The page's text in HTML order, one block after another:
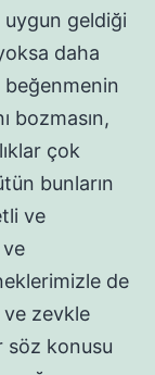
uygun geldiği
daha
bozmasın,
çok
bunların
ve
de
zevkle
söz konusu